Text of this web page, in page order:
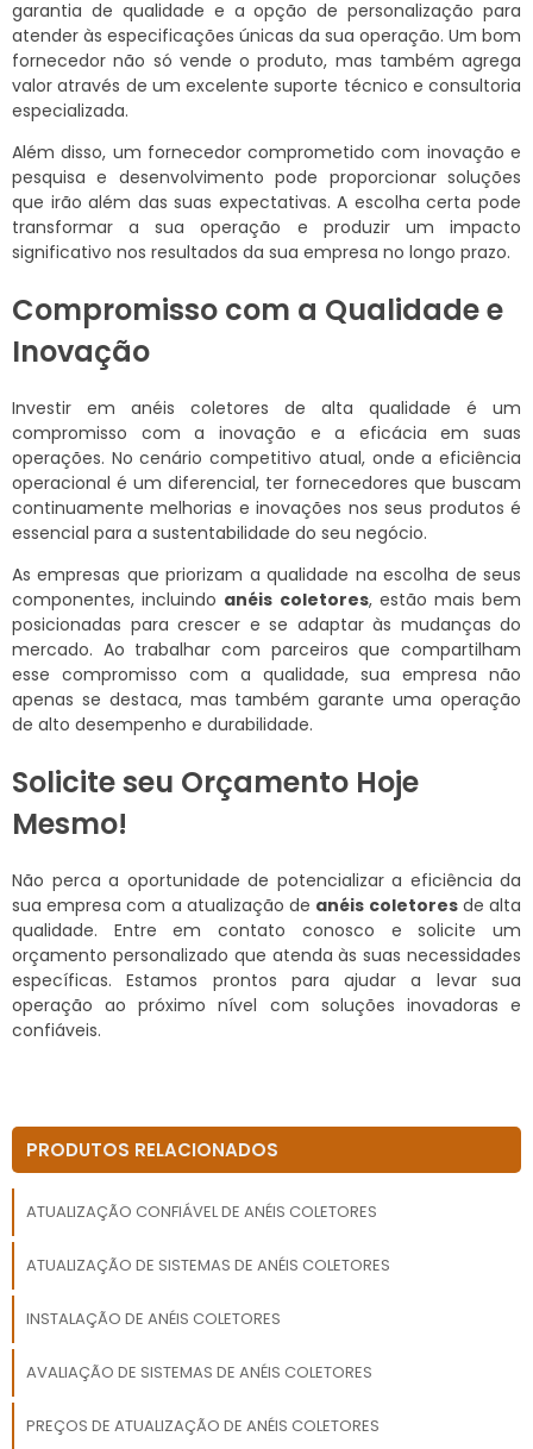
garantia de qualidade e a opção de personalização para
atender às especificações únicas da sua operação. Um bom
fornecedor não só vende o produto, mas também agrega
valor através de um excelente suporte técnico e consultoria
especializada.
Além disso, um fornecedor comprometido com inovação e
pesquisa e desenvolvimento pode proporcionar soluções
que irão além das suas expectativas. A escolha certa pode
transformar a sua operação e produzir um impacto
significativo nos resultados da sua empresa no longo prazo.
Compromisso com a Qualidade e
Inovação
Investir em anéis coletores de alta qualidade é um
compromisso com a inovação e a eficácia em suas
operações. No cenário competitivo atual, onde a eficiência
operacional é um diferencial, ter fornecedores que buscam
continuamente melhorias e inovações nos seus produtos é
essencial para a sustentabilidade do seu negócio.
As empresas que priorizam a qualidade na escolha de seus
componentes, incluindo anéis coletores, estão mais bem
posicionadas para crescer e se adaptar às mudanças do
mercado. Ao trabalhar com parceiros que compartilham
esse compromisso com a qualidade, sua empresa não
apenas se destaca, mas também garante uma operação
de alto desempenho e durabilidade.
Solicite seu Orçamento Hoje
Mesmo!
Não perca a oportunidade de potencializar a eficiência da
sua empresa com a atualização de anéis coletoresde alta
qualidade. Entre em contato conosco e solicite um
orçamento personalizado que atenda às suas necessidades
específicas. Estamos prontos para ajudar a levar sua
operação ao próximo nível com soluções inovadoras e
confiáveis.
PRODUTOS RELACIONADOS
ATUALIZAÇÃO CONFIÁVEL DE ANÉIS COLETORES
ATUALIZAÇÃO DE SISTEMAS DE ANÉIS COLETORES
INSTALAÇÃO DE ANÉIS COLETORES
AVALIAÇÃO DE SISTEMAS DE ANÉIS COLETORES
PREÇOS DE ATUALIZAÇÃO DE ANÉIS COLETORES